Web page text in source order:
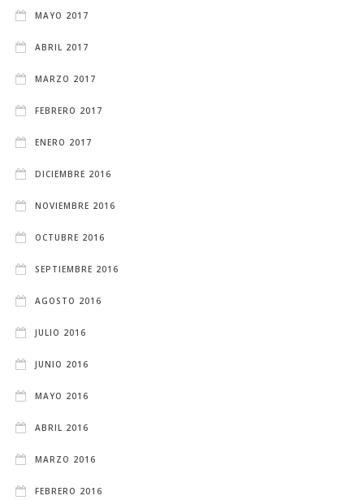
MAYO 2017
ABRIL 2017
MARZO 2017
FEBRERO 2017
ENERO 2017
DICIEMBRE 2016
NOVIEMBRE 2016
OCTUBRE 2016
SEPTIEMBRE 2016
AGOSTO 2016
JULIO 2016
JUNIO 2016
MAYO 2016
ABRIL 2016
MARZO 2016
FEBRERO 2016